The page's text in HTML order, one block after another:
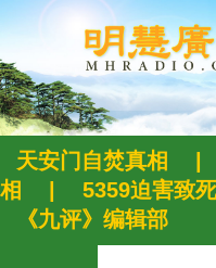
天安门自焚真相
相
5359迫害致
《九评》编辑部